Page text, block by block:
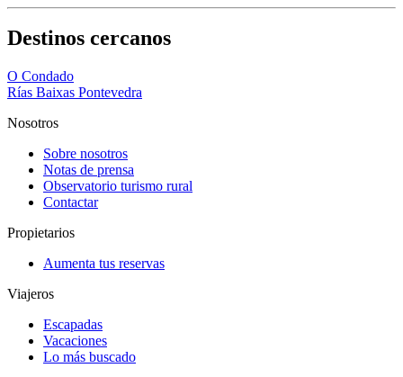
Destinos cercanos
O Condado
Rías Baixas Pontevedra
Nosotros
Sobre nosotros
Notas de prensa
Observatorio turismo rural
Contactar
Propietarios
Aumenta tus reservas
Viajeros
Escapadas
Vacaciones
Lo más buscado